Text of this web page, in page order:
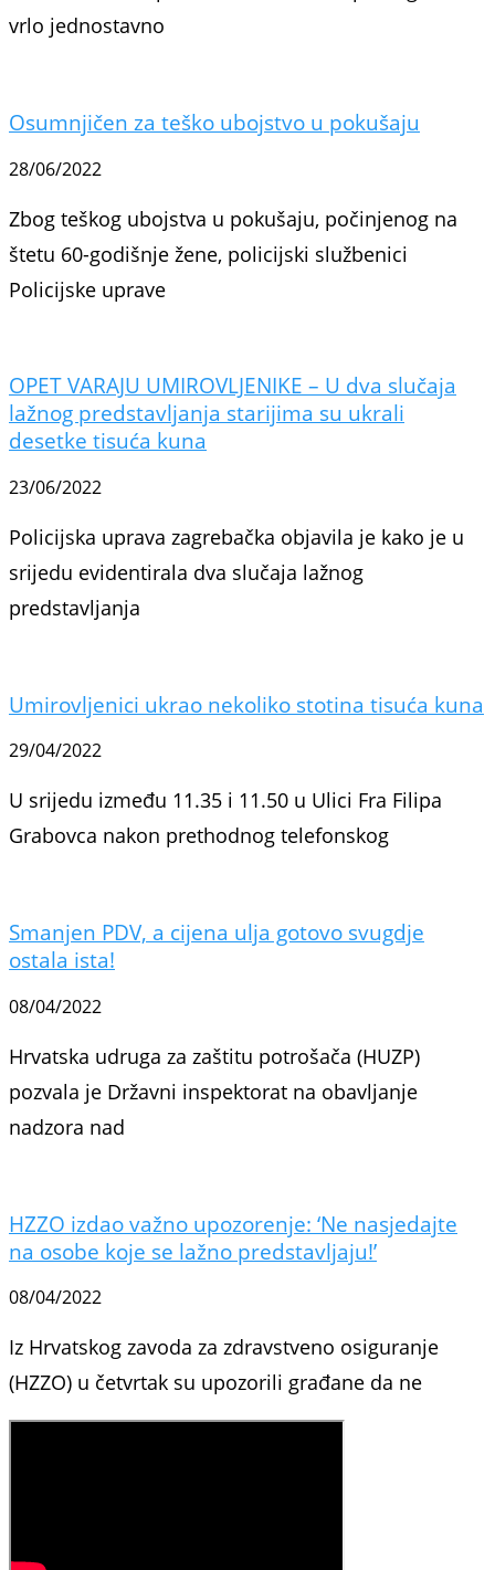
vrlo jednostavno
Osumnjičen za teško ubojstvo u pokušaju
28/06/2022
Zbog teškog ubojstva u pokušaju, počinjenog na
štetu 60-godišnje žene, policijski službenici
Policijske uprave
OPET VARAJU UMIROVLJENIKE – U dva slučaja
lažnog predstavljanja starijima su ukrali
desetke tisuća kuna
23/06/2022
Policijska uprava zagrebačka objavila je kako je u
srijedu evidentirala dva slučaja lažnog
predstavljanja
Umirovljenici ukrao nekoliko stotina tisuća kuna
29/04/2022
U srijedu između 11.35 i 11.50 u Ulici Fra Filipa
Grabovca nakon prethodnog telefonskog
Smanjen PDV, a cijena ulja gotovo svugdje
ostala ista!
08/04/2022
Hrvatska udruga za zaštitu potrošača (HUZP)
pozvala je Državni inspektorat na obavljanje
nadzora nad
HZZO izdao važno upozorenje: ‘Ne nasjedajte
na osobe koje se lažno predstavljaju!’
08/04/2022
Iz Hrvatskog zavoda za zdravstveno osiguranje
(HZZO) u četvrtak su upozorili građane da ne